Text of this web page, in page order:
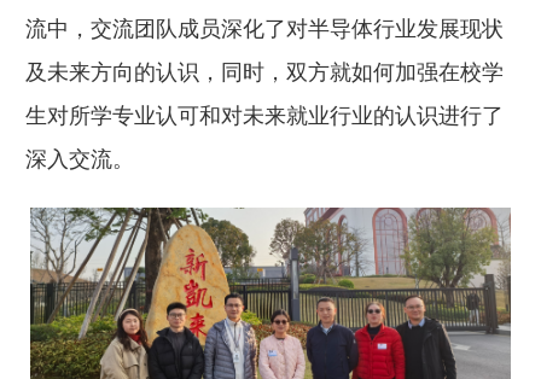
流中，交流团队成员深化了对半导体行业发展现状
及未来方向的认识，同时，双方就如何加强在校学
生对所学专业认可和对未来就业行业的认识进行了
深入交流。